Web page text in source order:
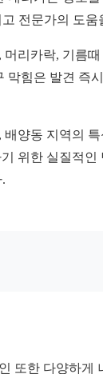
전문가의 도
리카락, 기름
힘은 발견 즉
양동 지역의
위한 실질적
또한 다양하